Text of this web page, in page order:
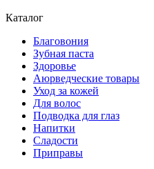
Каталог
Благовония
Зубная паста
Здоровье
Аюрведческие товары
Уход за кожей
Для волос
Подводка для глаз
Напитки
Сладости
Приправы